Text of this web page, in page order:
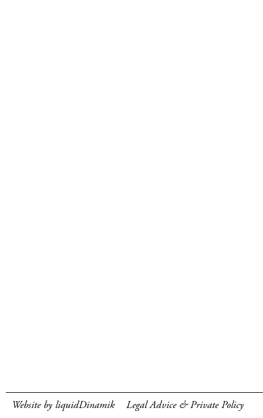
Website by liquidDinamik Legal Advice & Private Policy